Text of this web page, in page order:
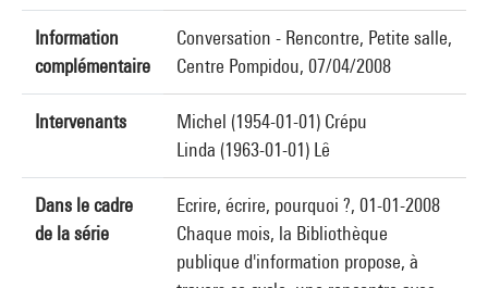
Information
complémentaire
Conversation - Rencontre, Petite salle,
Centre Pompidou, 07/04/2008
Intervenants
Michel (1954-01-01) Crépu
Linda (1963-01-01) Lê
Dans le cadre
de la série
Ecrire, écrire, pourquoi ?, 01-01-2008
Chaque mois, la Bibliothèque
publique d'information propose, à